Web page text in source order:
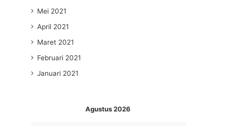
Mei 2021
April 2021
Maret 2021
Februari 2021
Januari 2021
Agustus 2026